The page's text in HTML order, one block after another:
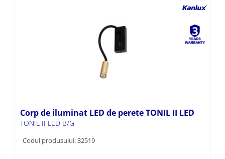
Corp de iluminat LED de perete TONIL II LED
TONIL II LED B/G
Codul produsului: 32519